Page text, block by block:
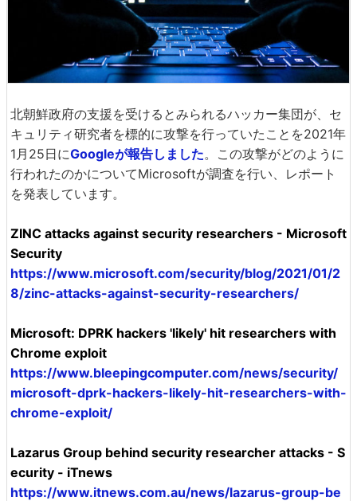
北朝鮮政府の支援を受けるとみられるハッカー集団が、セ
キュリティ研究者を標的に攻撃を行っていたことを2021年
1月25日にGoogleが報告しました。この攻撃がどのように
行われたのかについてMicrosoftが調査を行い、レポート
を発表しています。
ZINC attacks against security researchers - Microsoft
Security
https://www.microsoft.com/security/blog/2021/01/2
8/zinc-attacks-against-security-researchers/
Microsoft: DPRK hackers 'likely' hit researchers with
Chrome exploit
https://www.bleepingcomputer.com/news/security/
microsoft-dprk-hackers-likely-hit-researchers-with-
chrome-exploit/
Lazarus Group behind security researcher attacks - S
ecurity - iTnews
https://www.itnews.com.au/news/lazarus-group-be